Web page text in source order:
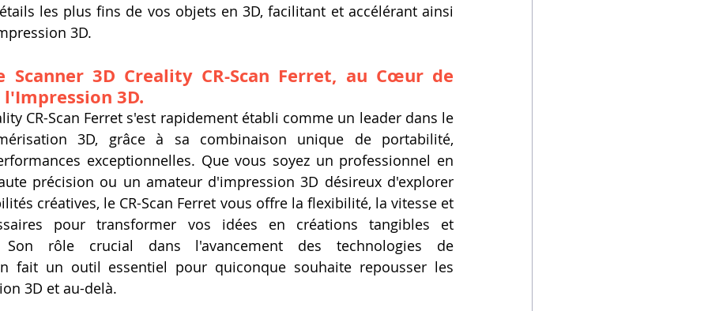
les plus fins de vos objets en 3D, facilitant et accélérant ainsi
3D.
Scanner 3D Creality CR-Scan Ferret, au Cœur de
3D.
CR-Scan Ferret s'est rapidement établi comme un leader dans le
3D, grâce à sa combinaison unique de portabilité,
exceptionnelles. Que vous soyez un professionnel en
précision ou un amateur d'impression 3D désireux d'explorer
créatives, le CR-Scan Ferret vous offre la flexibilité, la vitesse et
pour transformer vos idées en créations tangibles et
Son rôle crucial dans l'avancement des technologies de
fait un outil essentiel pour quiconque souhaite repousser les
3D et au-delà.